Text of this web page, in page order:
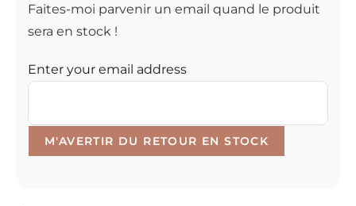
Faites-moi parvenir un email quand le produit
sera en stock !
Enter your email address